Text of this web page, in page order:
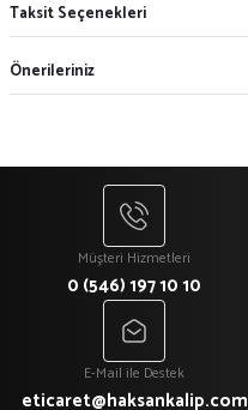
Taksit Seçenekleri
Önerileriniz
Müşteri Hizmetleri
0 (546) 197 10 10
E-Mail ile Destek
eticaret@haksankalip.com